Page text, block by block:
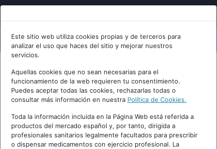
Este sitio web utiliza cookies propias y de terceros para
analizar el uso que haces del sitio y mejorar nuestros
servicios.
Aquellas cookies que no sean necesarias para el
funcionamiento de la web requieren tu consentimiento.
Puedes aceptar todas las cookies, rechazarlas todas o
consultar más información en nuestra Política de Cookies.
Toda la información incluida en la Página Web está referida a
productos del mercado español y, por tanto, dirigida a
profesionales sanitarios legalmente facultados para prescribir
o dispensar medicamentos con ejercicio profesional. La